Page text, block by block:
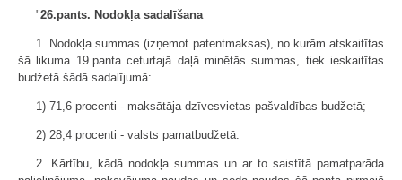
"26.pants. Nodokļa sadalīšana
1. Nodokļa summas (izņemot patentmaksas), no kurām atskaitītas
šā likuma 19.panta ceturtajā daļā minētās summas, tiek ieskaitītas
budžetā šādā sadalījumā:
1) 71,6 procenti - maksātāja dzīvesvietas pašvaldības budžetā;
2) 28,4 procenti - valsts pamatbudžetā.
2. Kārtību, kādā nodokļa summas un ar to saistītā pamatparāda